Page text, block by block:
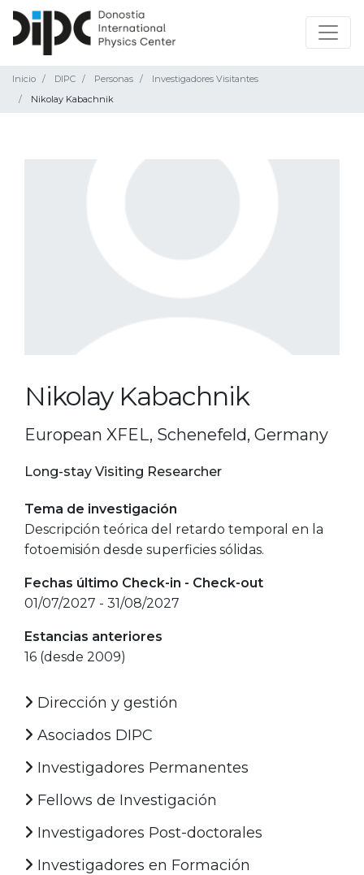
Inicio DIPC Personas
Investigadores Visitantes
Nikolay Kabachnik
Nikolay Kabachnik
European XFEL, Schenefeld, Germany
Long-stay Visiting Researcher
Tema de investigación
Descripción teórica del retardo temporal en la
fotoemisión desde superficies sólidas.
Fechas último Check-in - Check-out
01/07/2027 - 31/08/2027
Estancias anteriores
16 (desde 2009)
Dirección y gestión
Asociados DIPC
Investigadores Permanentes
Fellows de Investigación
Investigadores Post-doctorales
Investigadores en Formación